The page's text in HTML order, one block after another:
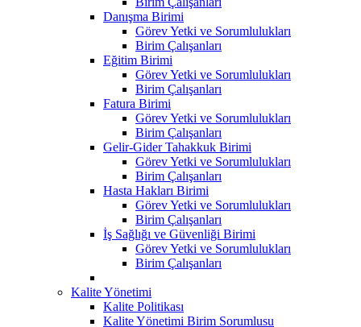
Danışma Birimi
Görev Yetki ve Sorumlulukları
Birim Çalışanları
Eğitim Birimi
Görev Yetki ve Sorumlulukları
Birim Çalışanları
Fatura Birimi
Görev Yetki ve Sorumlulukları
Birim Çalışanları
Gelir-Gider Tahakkuk Birimi
Görev Yetki ve Sorumlulukları
Birim Çalışanları
Hasta Hakları Birimi
Görev Yetki ve Sorumlulukları
Birim Çalışanları
İş Sağlığı ve Güvenliği Birimi
Görev Yetki ve Sorumlulukları
Birim Çalışanları
Kalite Yönetimi
Kalite Politikası
Kalite Yönetimi Birim Sorumlusu